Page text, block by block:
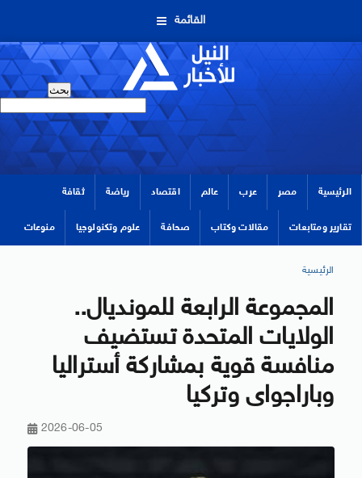
القائمة
الرئيسية مصر عرب عالم اقتصاد رياضة ثقافة
تقارير ومتابعات مقالات وكتاب صحافة علوم وتكنولوجيا منوعات
الرئيسية
المجموعة الرابعة للمونديال..
الولايات المتحدة تستضيف
منافسة قوية بمشاركة أستراليا
وباراجواى وتركيا
2026-06-05